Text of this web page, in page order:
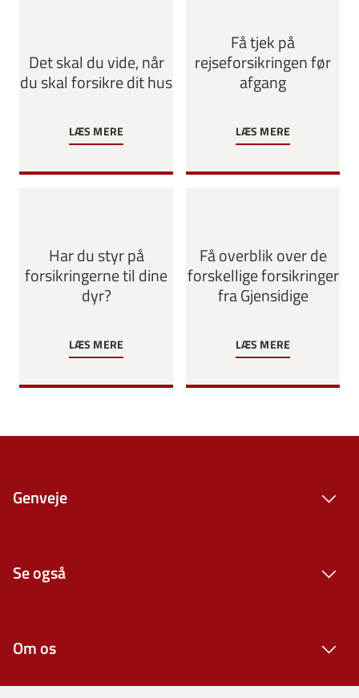
Det skal du vide, når
du skal forsikre dit hus
LÆS MERE
Få tjek på
rejseforsikringen før
afgang
LÆS MERE
Har du styr på
forsikringerne til dine
dyr?
LÆS MERE
Få overblik over de
forskellige forsikringer
fra Gjensidige
LÆS MERE
Genveje
Se også
Om os